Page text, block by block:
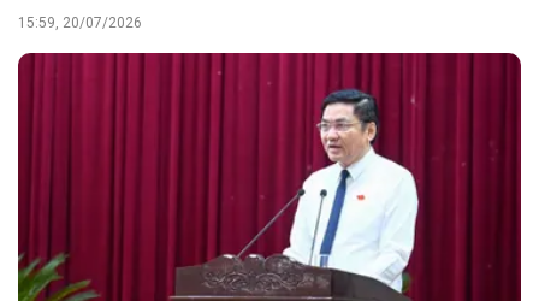
15:59, 20/07/2026